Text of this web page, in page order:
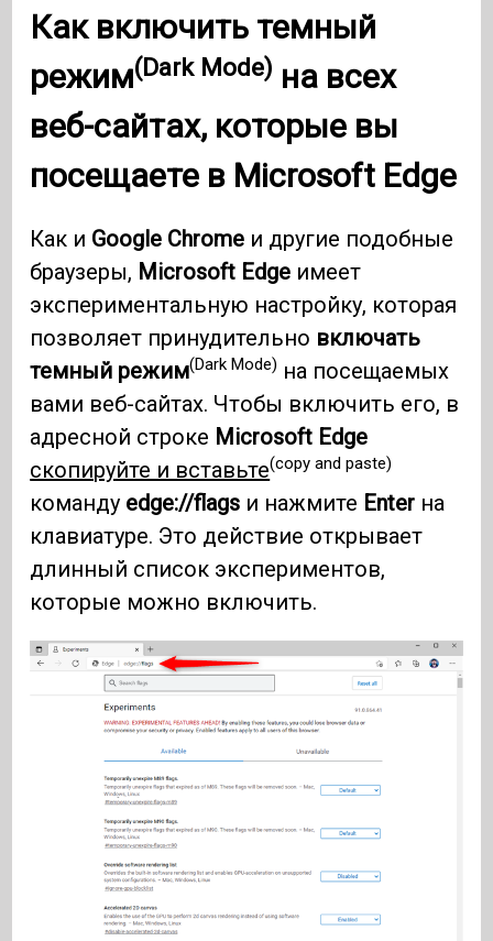
Как включить темный
режим(Dark Mode) на всех
веб-сайтах, которые вы
посещаете в Microsoft Edge
Как и Google Chrome и другие подобные
браузеры, Microsoft Edge имеет
экспериментальную настройку, которая
позволяет принудительно включать
темный режим(Dark Mode) на посещаемых
вами веб-сайтах. Чтобы включить его, в
адресной строке Microsoft Edge
скопируйте и вставьте(copy and paste)
команду edge://flags и нажмите Enter на
клавиатуре. Это действие открывает
длинный список экспериментов,
которые можно включить.